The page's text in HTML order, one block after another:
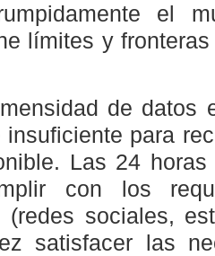
el
límites y
de datos
insuficiente para
Las 24
con los
(redes sociales,
satisfacer las